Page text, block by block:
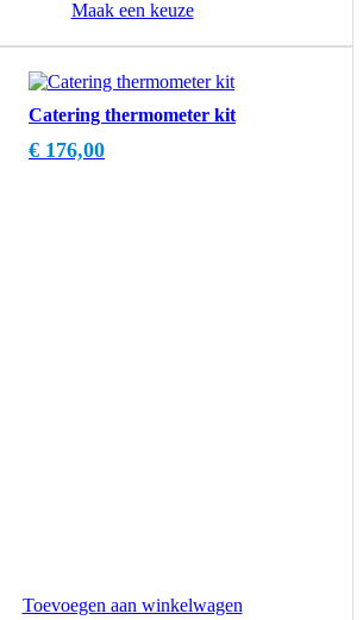
Maak een keuze
Catering thermometer kit
€ 176,00
Toevoegen aan winkelwagen